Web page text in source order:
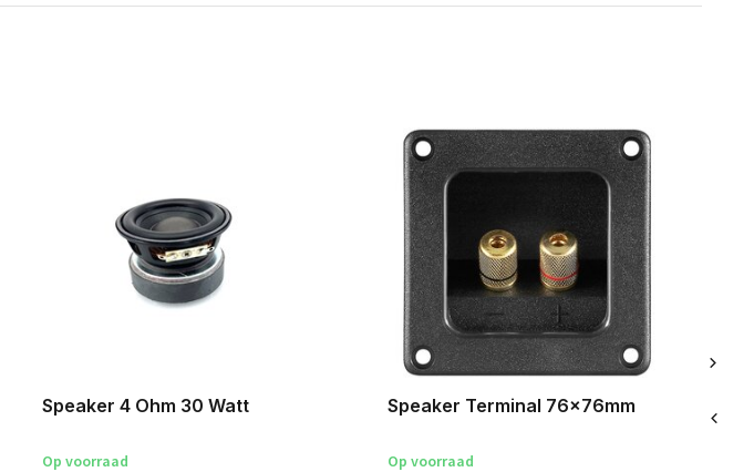
Speaker 4 Ohm 30 Watt
Op voorraad
Speaker Terminal 76x76mm
Op voorraad